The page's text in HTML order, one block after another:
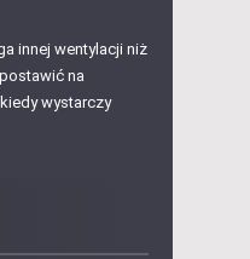
innej wentylacji niż
na
wystarczy